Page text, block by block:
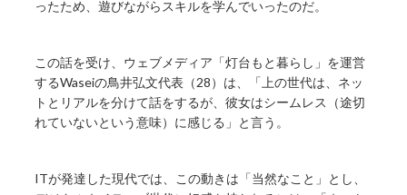
ったため、遊びながらスキルを学んでいったのだ。
この話を受け、ウェブメディア「灯台もと暮らし」を運営
するWaseiの鳥井弘文代表（28）は、「上の世代は、ネッ
トとリアルを分けて話をするが、彼女はシームレス（途切
れていないという意味）に感じる」と言う。
ITが発達した現代では、この動きは「当然なこと」とし、